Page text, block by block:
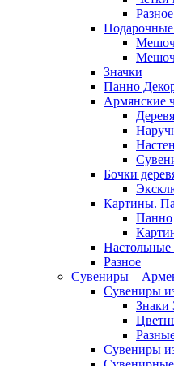
Разное
Значки
Панно
Армянские
Бочки
Картины.
Панно
Разное
Сувениры –
Сувениры
Знаки
Сувениры